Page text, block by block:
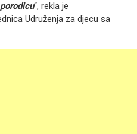
“, rekla je
Udruženja za djecu sa